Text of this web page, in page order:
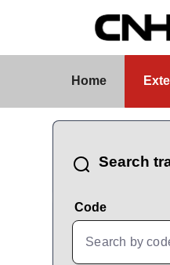
Skip to Main Content
Home
Search
Code